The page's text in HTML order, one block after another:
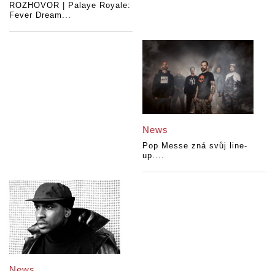
ROZHOVOR | Palaye Royale:
Fever Dream...
News
Pop Messe zná svůj line-
up....